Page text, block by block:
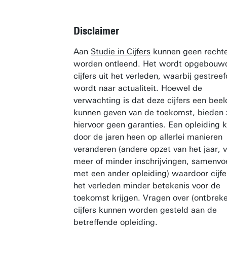
Disclaimer
Aan Studie in Cijfers kunnen geen
worden ontleend. Het wordt
cijfers uit het verleden, waarbij
wordt naar actualiteit. Hoewel de
verwachting is dat deze cijfers een
kunnen geven van de toekomst, bieden
hiervoor geen garanties. Een opleiding
door de jaren heen op allerlei manieren
veranderen (andere opzet van het jaar,
meer of minder inschrijvingen,
met een ander opleiding) waardoor
het verleden minder betekenis voor de
toekomst krijgen. Vragen over
cijfers kunnen worden gesteld aan de
betreffende opleiding.